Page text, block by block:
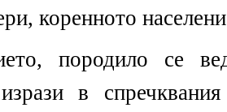
коренното
породило се
в